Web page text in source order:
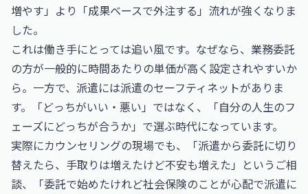
増やす」より「成果ベースで外注する」流れが強くなりま
した。
これは働き手にとっては追い風です。なぜなら、業務委託
の方が一般的に時間あたりの単価が高く設定されやすいか
ら。一方で、派遣には派遣のセーフティネットがありま
す。「どっちがいい・悪い」ではなく、「自分の人生のフ
ェーズにどっちが合うか」で選ぶ時代になっています。
実際にカウンセリングの現場でも、「派遣から委託に切り
替えたら、手取りは増えたけど不安も増えた」というご相
談、「委託で始めたけれど社会保険のことが心配で派遣に